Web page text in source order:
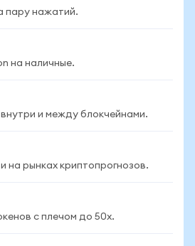
пару нажатий.
на наличные.
внутри и между блокчейнами.
и на рынках криптопрогнозов.
с плечом до 50x.